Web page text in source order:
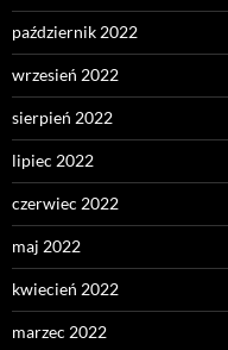
październik 2022
wrzesień 2022
sierpień 2022
lipiec 2022
czerwiec 2022
maj 2022
kwiecień 2022
marzec 2022